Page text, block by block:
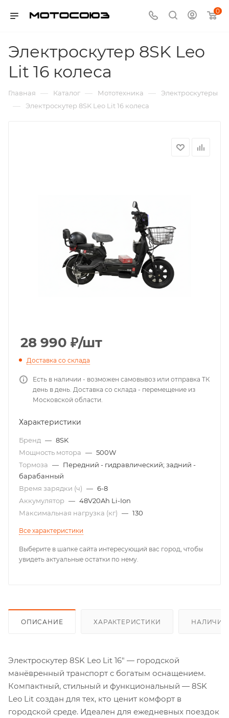
0
Электроскутер 8SK Leo
Lit 16 колеса
Главная — Каталог — Мототехника — Электроскутеры
— Электроскутер 8SK Leo Lit 16 колеса
28 990 ₽/шт
Доставка со склада
Есть в наличии - возможен самовывоз или отправка ТК
день в день. Доставка со склада - перемещение из
Московской области.
Характеристики
Бренд — 8SK
Мощность мотора — 500W
Тормоза — Передний - гидравлический; задний -
барабанный
Время зарядки (ч) — 6-8
Аккумулятор — 48V20Ah Li-Ion
Максимальная нагрузка (кг) — 130
Все характеристики
Выберите в шапке сайта интересующий вас город, чтобы
увидеть актуальные остатки по нему.
ОПИСАНИЕ ХАРАКТЕРИСТИКИ НАЛИЧИЕ
Электроскутер 8SK Leo Lit 16″ — городской
манёвренный транспорт с богатым оснащением.
Компактный, стильный и функциональный — 8SK
Leo Lit создан для тех, кто ценит комфорт в
городской среде. Идеален для ежедневных поездок